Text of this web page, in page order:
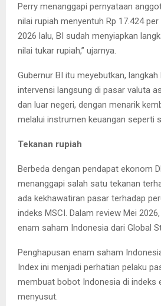
Perry menanggapi pernyataan
nilai rupiah menyentuh Rp 17.424
2026 lalu, BI sudah menyiapkan
nilai tukar rupiah,” ujarnya.
Gubernur BI itu meyebutkan, langkah
intervensi langsung di pasar valuta
dan luar negeri, dengan menarik
melalui instrumen keuangan seperti
Tekanan rupiah
Berbeda dengan pendapat ekonom
menanggapi salah satu tekanan
ada kekhawatiran pasar terhadap
indeks MSCI. Dalam review Mei
enam saham Indonesia dari Global
Penghapusan enam saham
Index ini menjadi perhatian pelaku
membuat bobot Indonesia di indeks
menyusut.